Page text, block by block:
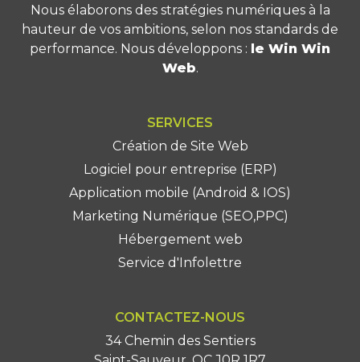
Nous élaborons des stratégies numériques à la
hauteur de vos ambitions, selon nos standards de
performance. Nous développons : le Win Win
Web.
SERVICES
Création de Site Web
Logiciel pour entreprise (ERP)
Application mobile (Android & IOS)
Marketing Numérique (SEO,PPC)
Hébergement web
Service d'Infolettre
CONTACTEZ-NOUS
34 Chemin des Sentiers